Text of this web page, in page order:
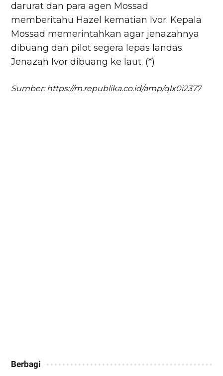
darurat dan para agen Mossad
memberitahu Hazel kematian Ivor. Kepala
Mossad memerintahkan agar jenazahnya
dibuang dan pilot segera lepas landas.
Jenazah Ivor dibuang ke laut. (*)
Sumber: https://m.republika.co.id/amp/qlx0i2377
Berbagi